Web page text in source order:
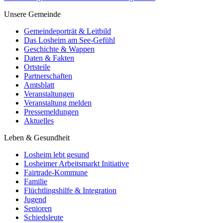
Unsere Gemeinde
Gemeindeporträt & Leitbild
Das Losheim am See-Gefühl
Geschichte & Wappen
Daten & Fakten
Ortsteile
Partnerschaften
Amtsblatt
Veranstaltungen
Veranstaltung melden
Pressemeldungen
Aktuelles
Leben & Gesundheit
Losheim lebt gesund
Losheimer Arbeitsmarkt Initiative
Fairtrade-Kommune
Familie
Flüchtlingshilfe & Integration
Jugend
Senioren
Schiedsleute